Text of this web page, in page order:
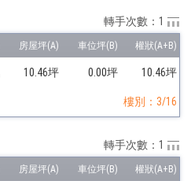
10.46坪 0.00坪 10.46坪
樓別：3/16
轉手次數：1
轉手次數：1